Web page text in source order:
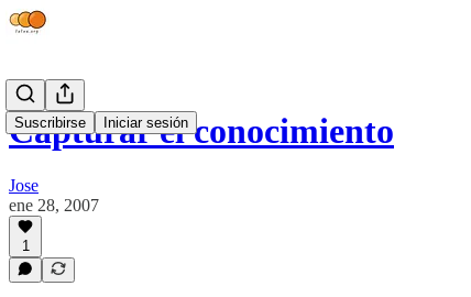
Suscribirse Iniciar sesión
Capturar el conocimiento
Jose
ene 28, 2007
1